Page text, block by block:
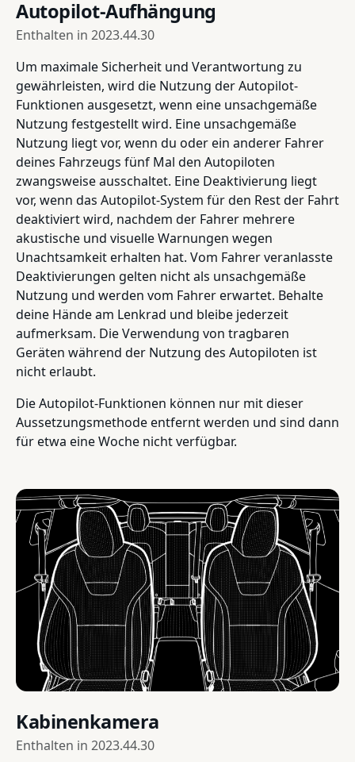
Autopilot-Aufhängung
Enthalten in 2023.44.30
Um maximale Sicherheit und Verantwortung zu
gewährleisten, wird die Nutzung der Autopilot-
Funktionen ausgesetzt, wenn eine unsachgemäße
Nutzung festgestellt wird. Eine unsachgemäße
Nutzung liegt vor, wenn du oder ein anderer Fahrer
deines Fahrzeugs fünf Mal den Autopiloten
zwangsweise ausschaltet. Eine Deaktivierung liegt
vor, wenn das Autopilot-System für den Rest der Fahrt
deaktiviert wird, nachdem der Fahrer mehrere
akustische und visuelle Warnungen wegen
Unachtsamkeit erhalten hat. Vom Fahrer veranlasste
Deaktivierungen gelten nicht als unsachgemäße
Nutzung und werden vom Fahrer erwartet. Behalte
deine Hände am Lenkrad und bleibe jederzeit
aufmerksam. Die Verwendung von tragbaren
Geräten während der Nutzung des Autopiloten ist
nicht erlaubt.
Die Autopilot-Funktionen können nur mit dieser
Aussetzungsmethode entfernt werden und sind dann
für etwa eine Woche nicht verfügbar.
Kabinenkamera
Enthalten in 2023.44.30